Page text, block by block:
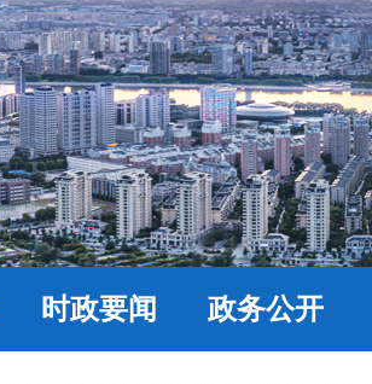
时政要闻 政务公开